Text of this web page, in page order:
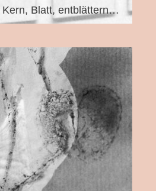
Kern, Blatt, entblättern…